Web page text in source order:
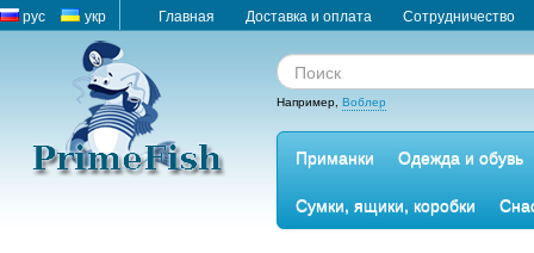
рус укр Главная Доставка и оплата Сотрудничество
Например, Воблер
Приманки
Одежда и обувь
Сумки, ящики, коробки